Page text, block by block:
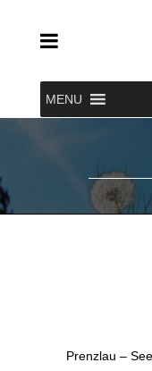
MENU
Prenzlau –